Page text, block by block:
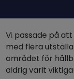
Vi passade på
med flera
området för
aldrig varit